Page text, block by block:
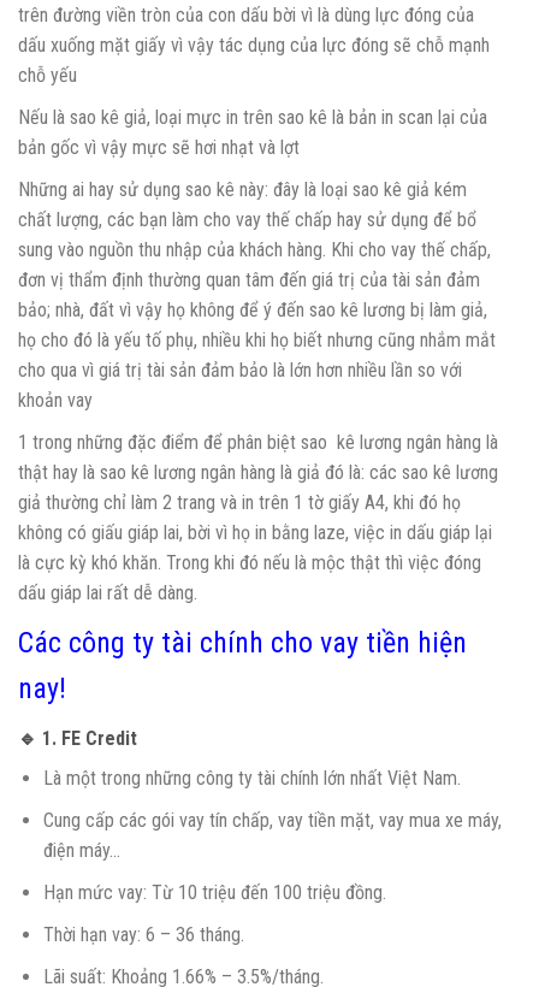
trên đường viền tròn của con dấu bời vì là dùng lực đóng của
dấu xuống mặt giấy vì vậy tác dụng của lực đóng sẽ chỗ mạnh
chỗ yếu
Nếu là sao kê giả, loại mực in trên sao kê là bản in scan lại của
bản gốc vì vậy mực sẽ hơi nhạt và lợt
Những ai hay sử dụng sao kê này: đây là loại sao kê giả kém
chất lượng, các bạn làm cho vay thế chấp hay sử dụng để bổ
sung vào nguồn thu nhập của khách hàng. Khi cho vay thế chấp,
đơn vị thẩm định thường quan tâm đến giá trị của tài sản đảm
bảo; nhà, đất vì vậy họ không để ý đến sao kê lương bị làm giả,
họ cho đó là yếu tố phụ, nhiều khi họ biết nhưng cũng nhắm mắt
cho qua vì giá trị tài sản đảm bảo là lớn hơn nhiều lần so với
khoản vay
1 trong những đặc điểm để phân biệt sao kê lương ngân hàng là
thật hay là sao kê lương ngân hàng là giả đó là: các sao kê lương
giả thường chỉ làm 2 trang và in trên 1 tờ giấy A4, khi đó họ
không có giấu giáp lai, bời vì họ in bằng laze, việc in dấu giáp lại
là cực kỳ khó khăn. Trong khi đó nếu là mộc thật thì việc đóng
dấu giáp lai rất dễ dàng.
Các công ty tài chính cho vay tiền hiện
nay!
🔹 1. FE Credit
Là một trong những công ty tài chính lớn nhất Việt Nam.
Cung cấp các gói vay tín chấp, vay tiền mặt, vay mua xe máy,
điện máy…
Hạn mức vay: Từ 10 triệu đến 100 triệu đồng.
Thời hạn vay: 6 – 36 tháng.
Lãi suất: Khoảng 1.66% – 3.5%/tháng.